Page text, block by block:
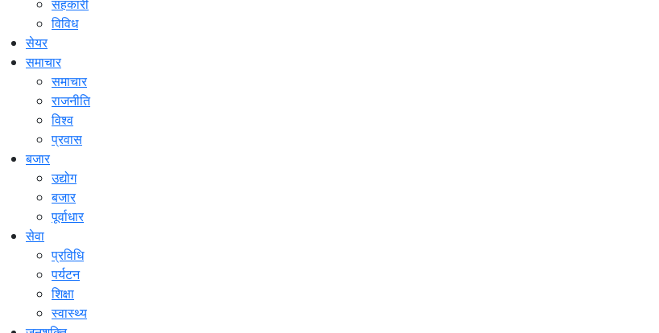
सहकारी
विविध
सेयर
समाचार
समाचार
राजनीति
विश्व
प्रवास
बजार
उद्योग
बजार
पूर्वाधार
सेवा
प्रविधि
पर्यटन
शिक्षा
स्वास्थ्य